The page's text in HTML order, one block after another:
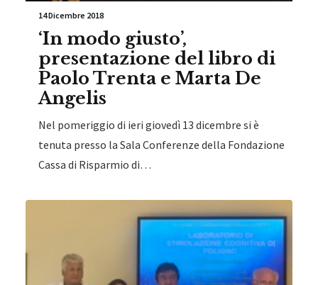
14 Dicembre 2018
‘In modo giusto’,
presentazione del libro di
Paolo Trenta e Marta De
Angelis
Nel pomeriggio di ieri giovedì 13 dicembre si è
tenuta presso la Sala Conferenze della Fondazione
Cassa di Risparmio di…